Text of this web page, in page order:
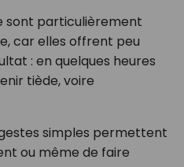
sont particulièrement
car elles offrent peu
: en quelques heures
tiède, voire
simples permettent
ou même de faire